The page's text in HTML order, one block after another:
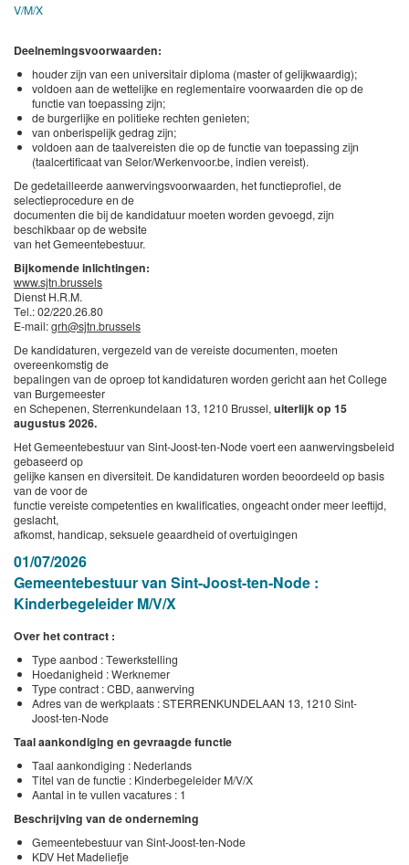
V/M/X
Deelnemingsvoorwaarden:
houder zijn van een universitair diploma (master of gelijkwaardig);
voldoen aan de wettelijke en reglementaire voorwaarden die op de
functie van toepassing zijn;
de burgerlijke en politieke rechten genieten;
van onberispelijk gedrag zijn;
voldoen aan de taalvereisten die op de functie van toepassing zijn
(taalcertificaat van Selor/Werkenvoor.be, indien vereist).
De gedetailleerde aanwervingsvoorwaarden, het functieprofiel, de
selectieprocedure en de
documenten die bij de kandidatuur moeten worden gevoegd, zijn
beschikbaar op de website
van het Gemeentebestuur.
Bijkomende inlichtingen:
www.sjtn.brussels
Dienst H.R.M.
Tel.: 02/220.26.80
E-mail:grh@sjtn.brussels
De kandidaturen, vergezeld van de vereiste documenten, moeten
overeenkomstig de
bepalingen van de oproep tot kandidaturen worden gericht aan het College
van Burgemeester
en Schepenen, Sterrenkundelaan 13, 1210 Brussel, uiterlijk op 15
augustus 2026.
Het Gemeentebestuur van Sint-Joost-ten-Node voert een aanwervingsbeleid
gebaseerd op
gelijke kansen en diversiteit. De kandidaturen worden beoordeeld op basis
van de voor de
functie vereiste competenties en kwalificaties, ongeacht onder meer leeftijd,
geslacht,
afkomst, handicap, seksuele geaardheid of overtuigingen
01/07/2026
Gemeentebestuur van Sint-Joost-ten-Node :
Kinderbegeleider M/V/X
Over het contract :
Type aanbod : Tewerkstelling
Hoedanigheid : Werknemer
Type contract : CBD, aanwerving
Adres van de werkplaats : STERRENKUNDELAAN 13, 1210 Sint-
Joost-ten-Node
Taal aankondiging en gevraagde functie
Taal aankondiging : Nederlands
Titel van de functie : Kinderbegeleider M/V/X
Aantal in te vullen vacatures : 1
Beschrijving van de onderneming
Gemeentebestuur van Sint-Joost-ten-Node
KDV Het Madeliefje